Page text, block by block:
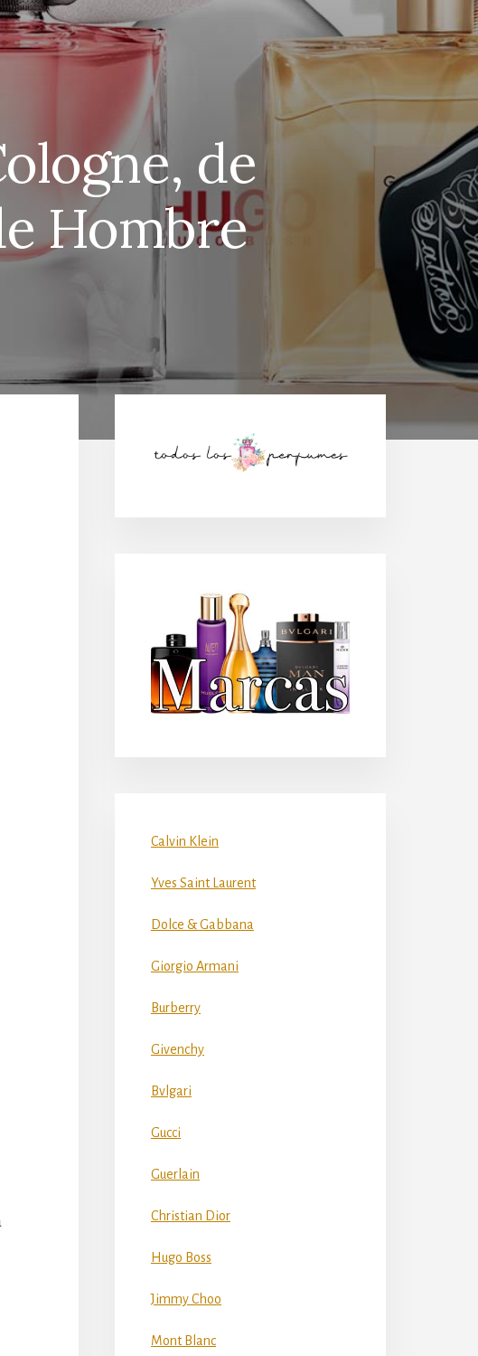
de
Hombre
lateral
Calvin Klein
Yves Saint Laurent
Dolce & Gabbana
Giorgio Armani
Burberry
Givenchy
Bvlgari
Gucci
Guerlain
Christian Dior
Hugo Boss
Jimmy Choo
Mont Blanc